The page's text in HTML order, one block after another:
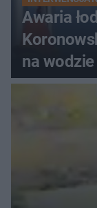
Awaria
na wodzie